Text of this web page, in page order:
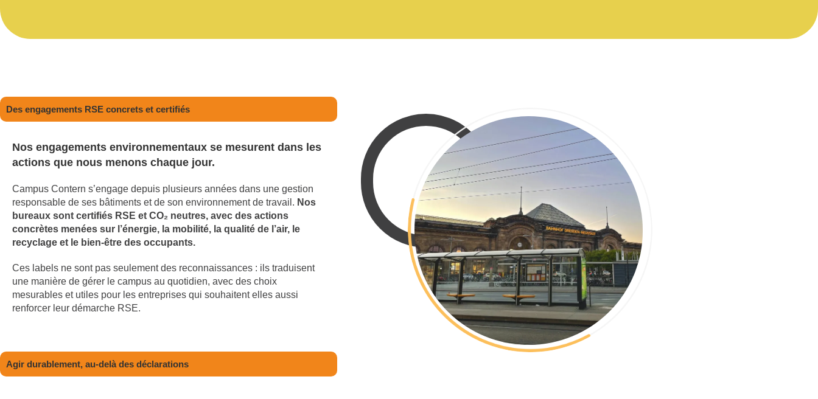
Des engagements RSE concrets et certifiés
Nos engagements environnementaux se mesurent dans les
actions que nous menons chaque jour.
Campus Contern s’engage depuis plusieurs années dans une gestion
responsable de ses bâtiments et de son environnement de travail. Nos
bureaux sont certifiés RSE et CO₂ neutres, avec des actions
concrètes menées sur l’énergie, la mobilité, la qualité de l’air, le
recyclage et le bien-être des occupants.
Ces labels ne sont pas seulement des reconnaissances : ils traduisent
une manière de gérer le campus au quotidien, avec des choix
mesurables et utiles pour les entreprises qui souhaitent elles aussi
renforcer leur démarche RSE.
Agir durablement, au-delà des déclarations